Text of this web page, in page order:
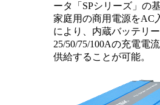
ータ「SPシリーズ」の
家庭用の商用電源をAC
により、内蔵バッテリ
25/50/75/100Aの充電電
供給することが可能。